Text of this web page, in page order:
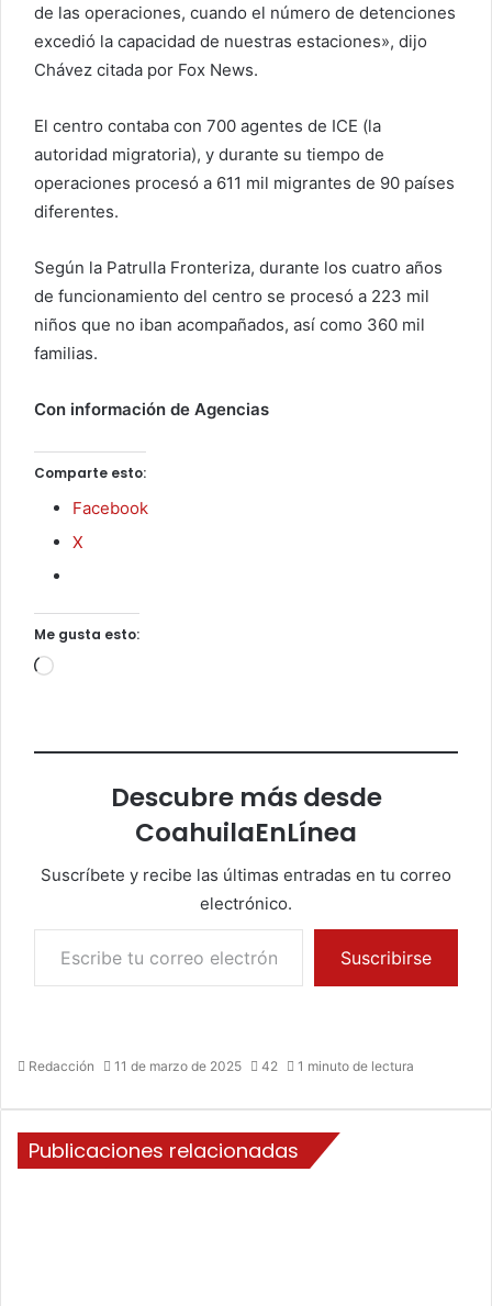
de las operaciones, cuando el número de detenciones
excedió la capacidad de nuestras estaciones», dijo
Chávez citada por Fox News.
El centro contaba con 700 agentes de ICE (la
autoridad migratoria), y durante su tiempo de
operaciones procesó a 611 mil migrantes de 90 países
diferentes.
Según la Patrulla Fronteriza, durante los cuatro años
de funcionamiento del centro se procesó a 223 mil
niños que no iban acompañados, así como 360 mil
familias.
Con información de Agencias
Comparte esto:
Facebook
X
Me gusta esto:
Cargando...
Descubre más desde
CoahuilaEnLínea
Suscríbete y recibe las últimas entradas en tu correo
electrónico.
Escribe tu correo electrónico…
Suscribirse
Redacción 11 de marzo de 2025 42 1 minuto de lectura
Publicaciones relacionadas